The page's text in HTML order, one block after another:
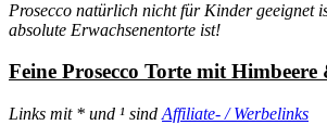
Prosecco natürlich nicht für Kinder geeignet
absolute Erwachsenentorte ist!
Feine Prosecco Torte mit Himbeere
Links mit * und ¹ sind Affiliate- / Werbelinks